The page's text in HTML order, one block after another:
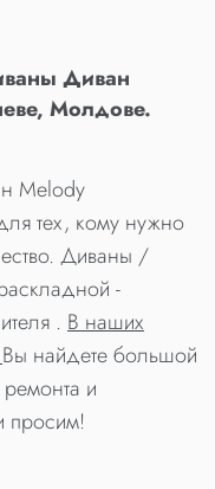
Диван
Молдове.
Melody
тех, кому нужно
Диваны /
-
. В наших
Вы найдете большой
и
просим!